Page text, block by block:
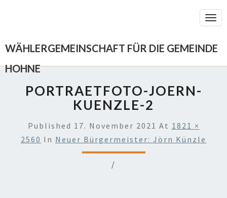
WÄHLERGEMEINSCHAFT FÜR DIE GEMEINDE
HOHNE
PORTRAETFOTO-JOERN-
KUENZLE-2
Published 17. November 2021 At 1821 ×
2560 In Neuer Bürgermeister: Jörn Künzle
/